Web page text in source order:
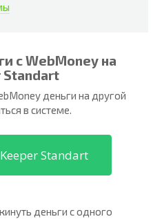
с WebMoney на
Standart
деньги на другой
в системе.
Standart
деньги с одного